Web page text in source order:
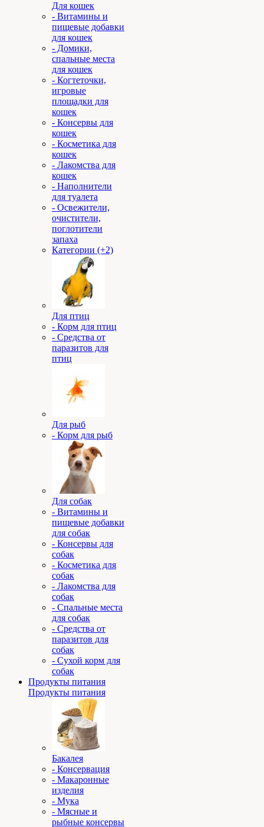
Для кошек
- Витамины и
пищевые добавки
для кошек
- Домики,
спальные места
для кошек
- Когтеточки,
игровые
площадки для
кошек
- Консервы для
кошек
- Косметика для
кошек
- Лакомства для
кошек
- Наполнители
для туалета
- Освежители,
очистители,
поглотители
запаха
Категории (+2)
Для птиц
- Корм для птиц
- Средства от
паразитов для
птиц
Для рыб
- Корм для рыб
Для собак
- Витамины и
пищевые добавки
для собак
- Консервы для
собак
- Косметика для
собак
- Лакомства для
собак
- Спальные места
для собак
- Средства от
паразитов для
собак
- Сухой корм для
собак
Продукты питания
Продукты питания
Бакалея
- Консервация
- Макаронные
изделия
- Мука
- Мясные и
рыбные консервы